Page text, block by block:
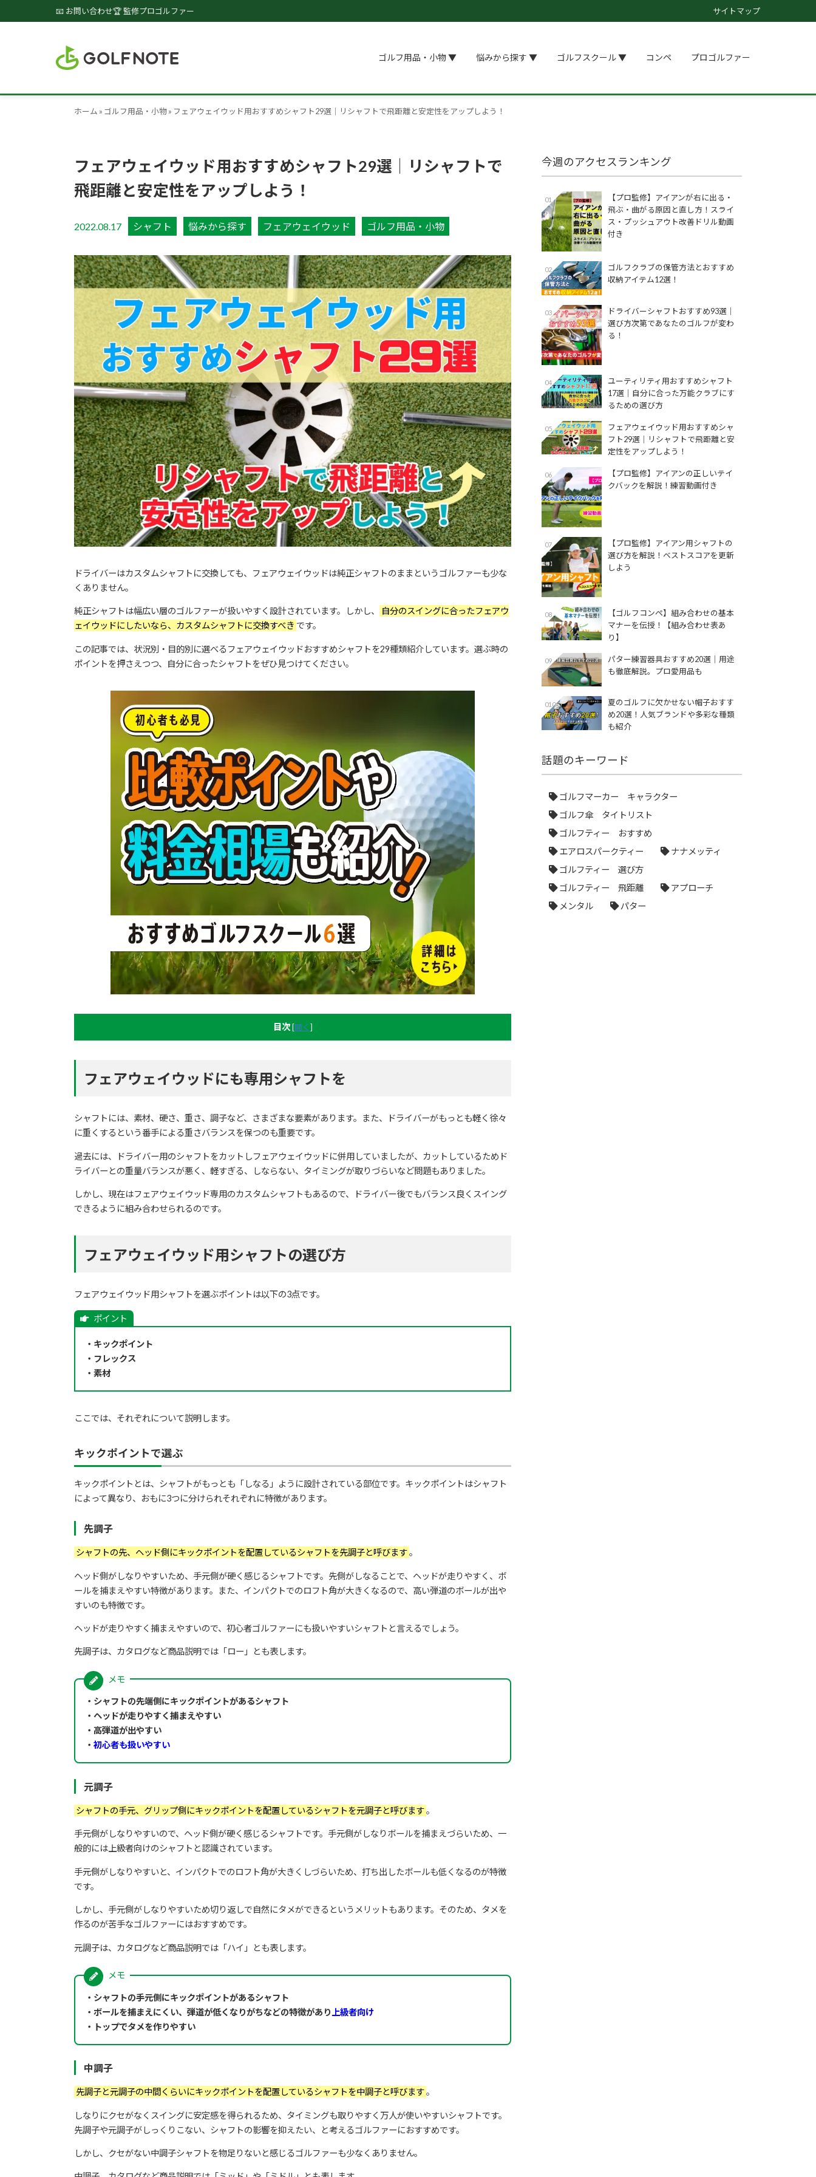
📧 お問い合わせ🏆 監修プロゴルファー サイトマップ
ゴルフ用品・小物 ▼ 悩みから探す ▼ ゴルフスクール ▼ コンペ プロゴルファー
ホーム » ゴルフ用品・小物» フェアウェイウッド用おすすめシャフト29選│リシャフトで飛距離と安定性をアップしよう！
フェアウェイウッド用おすすめシャフト29選│リシャフトで
飛距離と安定性をアップしよう！
2022.08.17 シャフト 悩みから探す フェアウェイウッド ゴルフ用品・小物
ドライバーはカスタムシャフトに交換しても、フェアウェイウッドは純正シャフトのままというゴルファーも少な
くありません。
純正シャフトは幅広い層のゴルファーが扱いやすく設計されています。しかし、
自分のスイングに合ったフェアウ
ェイウッドにしたいなら、カスタムシャフトに交換すべき です。
この記事では、状況別・目的別に選べるフェアウェイウッドおすすめシャフトを29種類紹介しています。選ぶ時の
ポイントを押さえつつ、自分に合ったシャフトをぜひ見つけてください。
目次 [開く ]
フェアウェイウッドにも専用シャフトを
シャフトには、素材、硬さ、重さ、調子など、さまざまな要素があります。また、ドライバーがもっとも軽く徐々
に重くするという番手による重さバランスを保つのも重要です。
過去には、ドライバー用のシャフトをカットしフェアウェイウッドに併用していましたが、カットしているためド
ライバーとの重量バランスが悪く、軽すぎる、しならない、タイミングが取りづらいなど問題もありました。
しかし、現在はフェアウェイウッド専用のカスタムシャフトもあるので、ドライバー後でもバランス良くスイング
できるように組み合わせられるのです。
フェアウェイウッド用シャフトの選び方
フェアウェイウッド用シャフトを選ぶポイントは以下の3点です。
・キックポイント
・フレックス
・素材
ここでは、それぞれについて説明します。
キックポイントで選ぶ
キックポイントとは、シャフトがもっとも「しなる」ように設計されている部位です。キックポイントはシャフト
によって異なり、おもに3つに分けられそれぞれに特徴があります。
先調子
シャフトの先、ヘッド側にキックポイントを配置しているシャフトを先調子と呼びます。
ヘッド側がしなりやすいため、手元側が硬く感じるシャフトです。先側がしなることで、ヘッドが走りやすく、ボ
ールを捕まえやすい特徴があります。また、インパクトでのロフト角が大きくなるので、高い弾道のボールが出や
すいのも特徴です。
ヘッドが走りやすく捕まえやすいので、初心者ゴルファーにも扱いやすいシャフトと言えるでしょう。
先調子は、カタログなど商品説明では「ロー」とも表します。
・シャフトの先端側にキックポイントがあるシャフト
・ヘッドが走りやすく捕まえやすい
・高弾道が出やすい
・ 初心者も扱いやすい
元調子
シャフトの手元、グリップ側にキックポイントを配置しているシャフトを元調子と呼びます。
手元側がしなりやすいので、ヘッド側が硬く感じるシャフトです。手元側がしなりボールを捕まえづらいため、一
般的には上級者向けのシャフトと認識されています。
手元側がしなりやすいと、インパクトでのロフト角が大きくしづらいため、打ち出したボールも低くなるのが特徴
です。
しかし、手元側がしなりやすいため切り返しで自然にタメができるというメリットもあります。そのため、タメを
作るのが苦手なゴルファーにはおすすめです。
元調子は、カタログなど商品説明では「ハイ」とも表します。
・シャフトの手元側にキックポイントがあるシャフト
・ボールを捕まえにくい、弾道が低くなりがちなどの特徴があり 上級者向け
・トップでタメを作りやすい
中調子
先調子と元調子の中間くらいにキックポイントを配置しているシャフトを中調子と呼びます。
しなりにクセがなくスイングに安定感を得られるため、タイミングも取りやすく万人が使いやすいシャフトです。
先調子や元調子がしっくりこない、シャフトの影響を抑えたい、と考えるゴルファーにおすすめです。
しかし、クセがない中調子シャフトを物足りないと感じるゴルファーも少なくありません。
今週のアクセスランキング
01
【プロ監修】アイアンが右に出る・
飛ぶ・曲がる原因と直し方！スライ
ス・プッシュアウト改善ドリル動画
付き
02
ゴルフクラブの保管方法とおすすめ
収納アイテム12選！
03
ドライバーシャフトおすすめ93選│
選び方次第であなたのゴルフが変わ
る！
04
ユーティリティ用おすすめシャフト
17選│自分に合った万能クラブにす
るための選び方
05
フェアウェイウッド用おすすめシャ
フト29選│リシャフトで飛距離と安
定性をアップしよう！
06
【プロ監修】アイアンの正しいテイ
クバックを解説！練習動画付き
07
【プロ監修】アイアン用シャフトの
選び方を解説！ベストスコアを更新
しよう
08
【ゴルフコンペ】組み合わせの基本
マナーを伝授！【組み合わせ表あ
り】
09
パター練習器具おすすめ20選｜用途
も徹底解説。プロ愛用品も
010
夏のゴルフに欠かせない帽子おすす
め20選！人気ブランドや多彩な種類
も紹介
話題のキーワード
ゴルフマーカー キャラクター
ゴルフ傘 タイトリスト
ゴルフティー おすすめ
エアロスパークティー
ナナメッティ
ゴルフティー 選び方
ゴルフティー 飛距離
アプローチ
メンタル
パター